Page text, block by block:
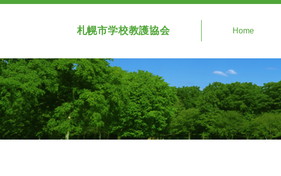
札幌市学校教護協会 Home